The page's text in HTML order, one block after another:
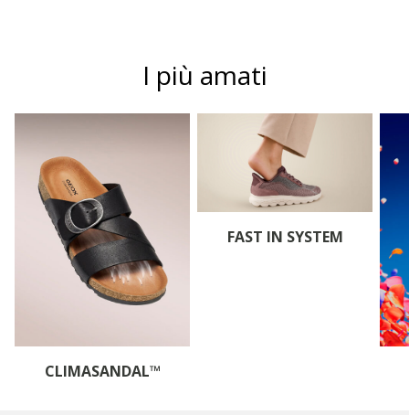
I più amati
CLIMASANDAL™
FAST IN SYSTEM